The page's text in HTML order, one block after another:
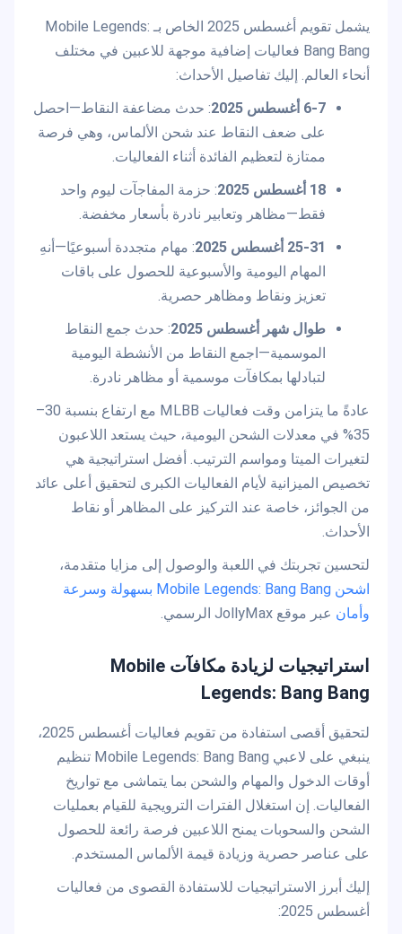
يشمل تقويم أغسطس 2025 الخاص بـ Mobile Legends:
Bang Bang فعاليات إضافية موجهة للاعبين في مختلف
أنحاء العالم. إليك تفاصيل الأحداث:
6-7 أغسطس 2025
: حدث مضاعفة النقاط—احصل
على ضعف النقاط عند شحن الألماس، وهي فرصة
ممتازة لتعظيم الفائدة أثناء الفعاليات.
18 أغسطس 2025
: حزمة المفاجآت ليوم واحد
فقط—مظاهر وتعابير نادرة بأسعار مخفضة.
25-31 أغسطس 2025
: مهام متجددة أسبوعيًا—أنهِ
المهام اليومية والأسبوعية للحصول على باقات
تعزيز ونقاط ومظاهر حصرية.
طوال شهر أغسطس 2025
: حدث جمع النقاط
الموسمية—اجمع النقاط من الأنشطة اليومية
لتبادلها بمكافآت موسمية أو مظاهر نادرة.
عادةً ما يتزامن وقت فعاليات MLBB مع ارتفاع بنسبة 30–
35% في معدلات الشحن اليومية، حيث يستعد اللاعبون
لتغيرات الميتا ومواسم الترتيب. أفضل استراتيجية هي
تخصيص الميزانية لأيام الفعاليات الكبرى لتحقيق أعلى عائد
من الجوائز، خاصة عند التركيز على المظاهر أو نقاط
الأحداث.
لتحسين تجربتك في اللعبة والوصول إلى مزايا متقدمة،
اشحن Mobile Legends: Bang Bang بسهولة وسرعة
وأمان عبر موقع JollyMax الرسمي.
استراتيجيات لزيادة مكافآت Mobile
Legends: Bang Bang
لتحقيق أقصى استفادة من تقويم فعاليات أغسطس 2025،
ينبغي على لاعبي Mobile Legends: Bang Bang تنظيم
أوقات الدخول والمهام والشحن بما يتماشى مع تواريخ
الفعاليات. إن استغلال الفترات الترويجية للقيام بعمليات
الشحن والسحوبات يمنح اللاعبين فرصة رائعة للحصول
على عناصر حصرية وزيادة قيمة الألماس المستخدم.
إليك أبرز الاستراتيجيات للاستفادة القصوى من فعاليات
أغسطس 2025: